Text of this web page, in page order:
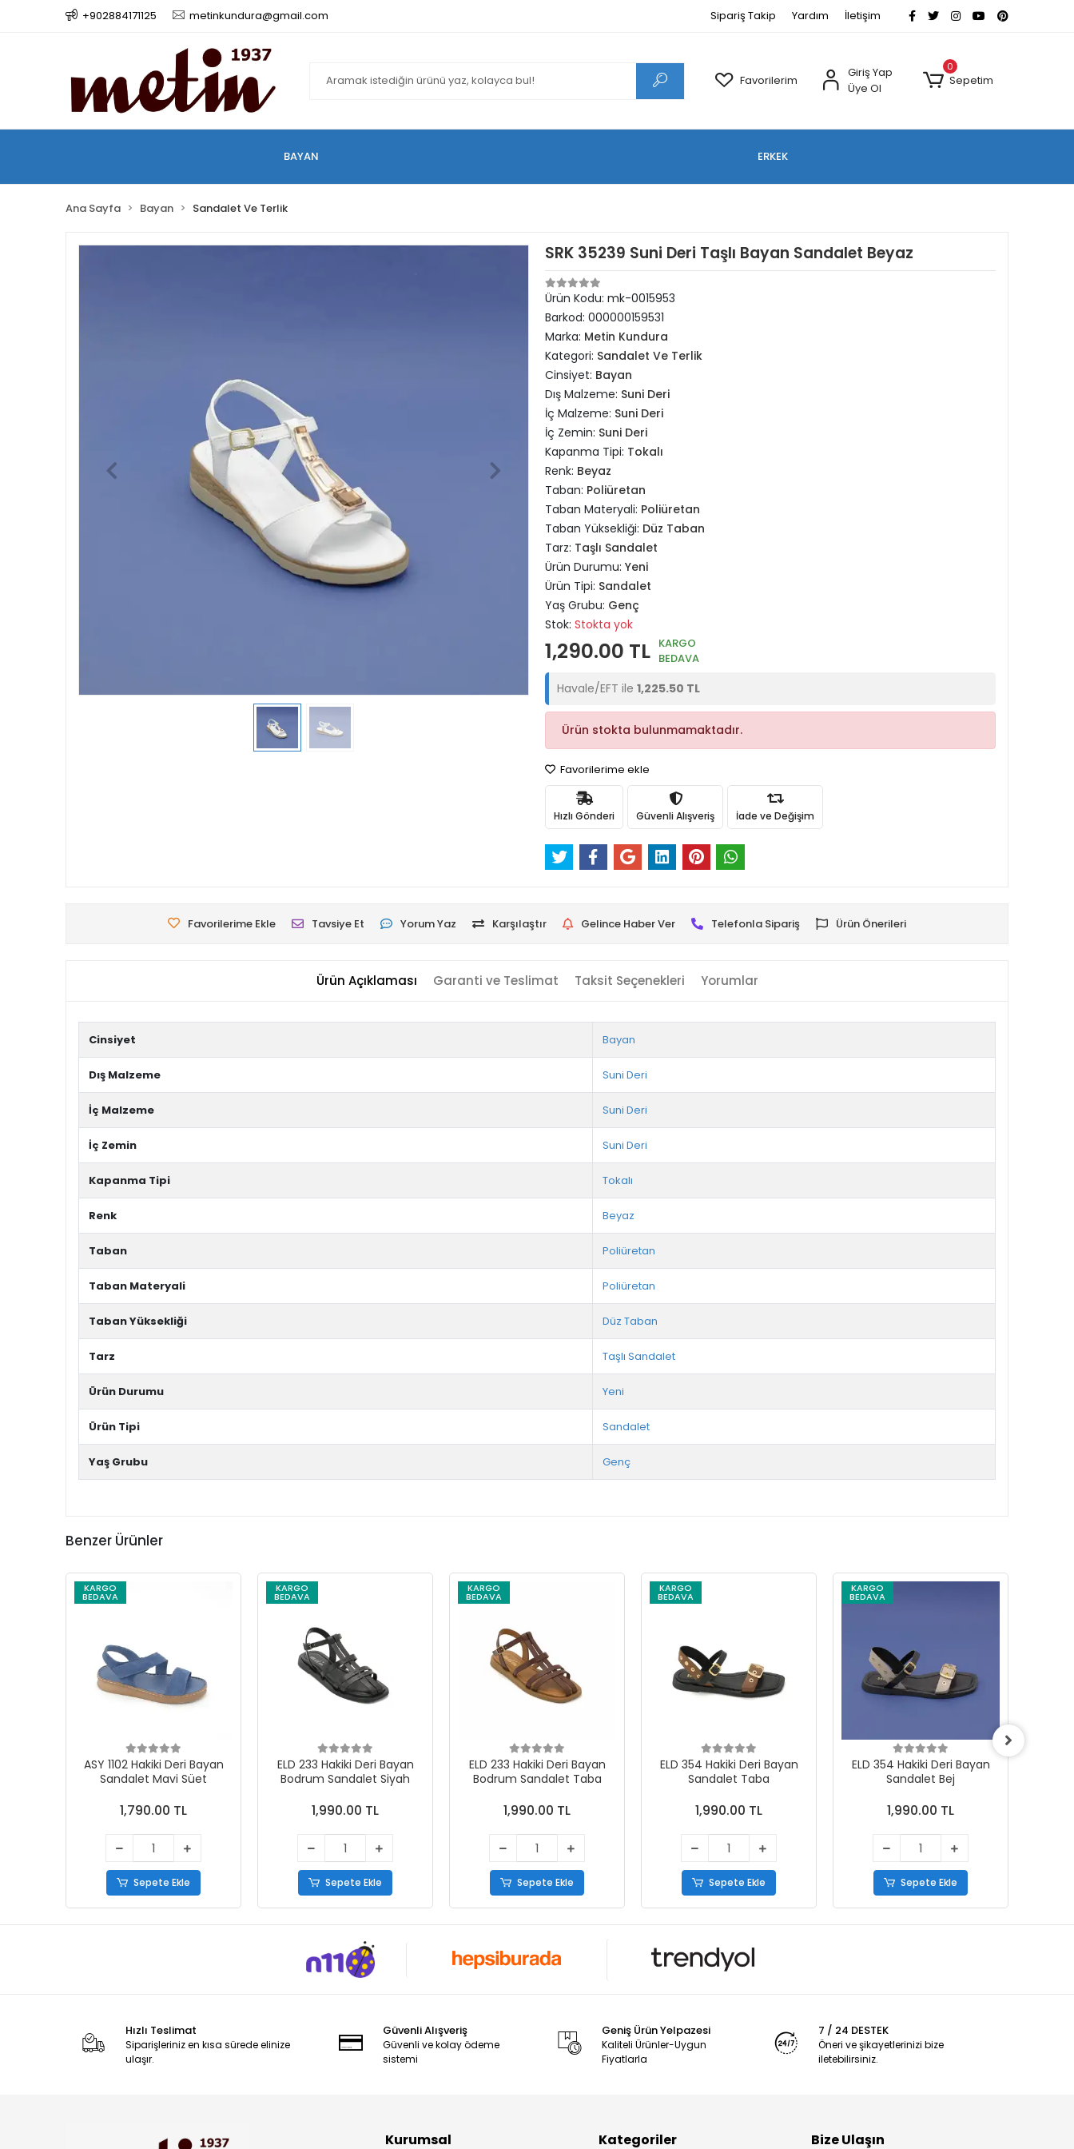
+902884171125 metinkundura@gmail.com Sipariş Takip Yardım İletişim
Favorilerim
Giriş Yap
Üye Ol
0
Sepetim
BAYAN ERKEK
Ana Sayfa Bayan Sandalet Ve Terlik
SRK 35239 Suni Deri Taşlı Bayan Sandalet Beyaz
Ürün Kodu: mk-0015953
Barkod: 000000159531
Marka: Metin Kundura
Kategori: Sandalet Ve Terlik
Cinsiyet: Bayan
Dış Malzeme: Suni Deri
İç Malzeme: Suni Deri
İç Zemin: Suni Deri
Kapanma Tipi: Tokalı
Renk: Beyaz
Taban: Poliüretan
Taban Materyali: Poliüretan
Taban Yüksekliği: Düz Taban
Tarz: Taşlı Sandalet
Ürün Durumu: Yeni
Ürün Tipi: Sandalet
Yaş Grubu: Genç
Stok: Stokta yok
1,290.00 TL KARGO
BEDAVA
Havale/EFT ile 1,225.50 TL
Ürün stokta bulunmamaktadır.
Favorilerime ekle
Hızlı Gönderi Güvenli Alışveriş İade ve Değişim
Favorilerime Ekle Tavsiye Et Yorum Yaz Karşılaştır Gelince Haber Ver Telefonla Sipariş Ürün Önerileri
Ürün Açıklaması Garanti ve Teslimat Taksit Seçenekleri Yorumlar
Cinsiyet Bayan
Dış Malzeme Suni Deri
İç Malzeme Suni Deri
İç Zemin Suni Deri
Kapanma Tipi Tokalı
Renk Beyaz
Taban Poliüretan
Taban Materyali Poliüretan
Taban Yüksekliği Düz Taban
Tarz Taşlı Sandalet
Ürün Durumu Yeni
Ürün Tipi Sandalet
Yaş Grubu Genç
Benzer Ürünler
KARGO
BEDAVA
ASY 1102 Hakiki Deri Bayan
Sandalet Mavi Süet
1,790.00 TL
Sepete Ekle
KARGO
BEDAVA
ELD 233 Hakiki Deri Bayan
Bodrum Sandalet Siyah
1,990.00 TL
Sepete Ekle
KARGO
BEDAVA
ELD 233 Hakiki Deri Bayan
Bodrum Sandalet Taba
1,990.00 TL
Sepete Ekle
KARGO
BEDAVA
ELD 354 Hakiki Deri Bayan
Sandalet Taba
1,990.00 TL
Sepete Ekle
KARGO
BEDAVA
ELD 354 Hakiki Deri Bayan
Sandalet Bej
1,990.00 TL
Sepete Ekle
Hızlı Teslimat
Siparişleriniz en kısa sürede elinize
ulaşır.
Güvenli Alışveriş
Güvenli ve kolay ödeme
sistemi
Geniş Ürün Yelpazesi
Kaliteli Ürünler-Uygun
Fiyatlarla
7 / 24 DESTEK
Öneri ve şikayetlerinizi bize
iletebilirsiniz.
Kurumsal Kategoriler Bize Ulaşın